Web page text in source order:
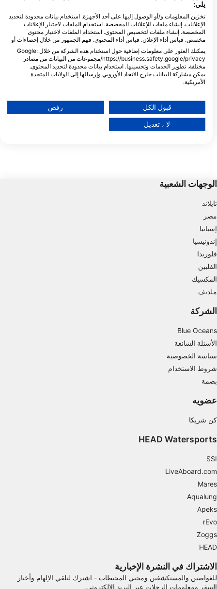
Scubapro
يشترك هذا الموقع في اسمه مع كاي الصغيرة
البارزة من الماء القريب. يغوص الانجراف قبالة
تكوين مرجاني ضيق بين قناتين رمليتين عبارة
أمتار) ، وتنتهي في الجزء العلوي من جدار
Point(★4.2)
واسعة
الوجهات الشعبية
تايلاند
مصر
إسبانيا
إندونيسيا
فلوريدا
الفلبين
المكسيك
ملديف
الشركة
Blue Oceans
الأسئلة الشائعة
سياسة الخصوصية
شروط الاستخدام
بصمة
عضويه
كن شريكا
HEAD Watersports
SSI
LiveAboard.com
Mares
Aqualung
Apeks
rEvo
Zoggs
HEAD
الاشتراك في النشرة الإخبارية
للغواصين والمستكشفين ومحبي المحيطات - اشترك لتلقي الإلهام وأخبار
السفر ومعلومات الرحلات عبر البريد الإلكتروني.
يلي:
تخزين المعلومات و/أو الوصول إليها على أحد الأجهزة. استخدام بيانات محدودة لتحديد
الإعلانات. إنشاء ملفات للإعلانات المخصصة. استخدام الملفات لاختيار الإعلانات
المخصصة. إنشاء ملفات لتخصيص المحتوى. استخدام الملفات لاختيار محتوى
مخصص. قياس أداء الإعلان. قياس أداء المحتوى. فهم الجمهور من خلال إحصاءات أو
يمكنك العثور على معلومات إضافية حول استخدام هذه الشركة من خلال Google:
https://business.safety.google/privacy/مجموعات من البيانات من مصادر
مختلفة. تطوير الخدمات وتحسينها. استخدام بيانات محدودة لتحديد المحتوى.
يمكن مشاركة البيانات خارج الاتحاد الأوروبي وإرسالها إلى الولايات المتحدة
الأمريكية.
عرض قائمة الشركاء (1 موردي IAB)
نحن نستخدم بياناتك للأغراض التالية:
ميزات IAB الخاصة:
أغراض المعالجة غير المتعلقة بـ IAB:
قبول الكل رفض
لا ، تعديل